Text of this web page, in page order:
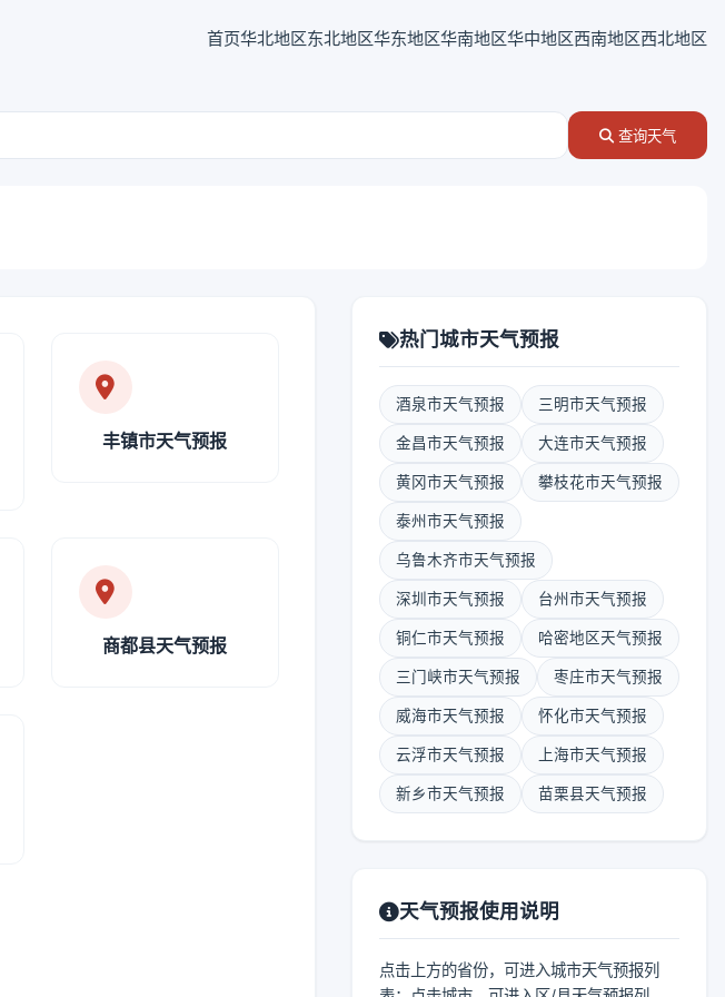
首页华北地区东北地区华东地区华南地区华中地区西南地区西北地区
查询天气
丰镇市天气预报
商都县天气预报
热门城市天气预报
酒泉市天气预报 三明市天气预报
金昌市天气预报 大连市天气预报
黄冈市天气预报 攀枝花市天气预报
泰州市天气预报
乌鲁木齐市天气预报
深圳市天气预报 台州市天气预报
铜仁市天气预报 哈密地区天气预报
三门峡市天气预报 枣庄市天气预报
威海市天气预报 怀化市天气预报
云浮市天气预报 上海市天气预报
新乡市天气预报 苗栗县天气预报
天气预报使用说明
点击上方的省份，可进入城市天气预报列